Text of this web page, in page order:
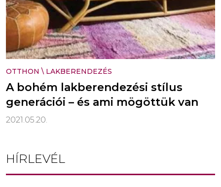
OTTHON \ LAKBERENDEZÉS
A bohém lakberendezési stílus
generációi – és ami mögöttük van
2021.05.20.
HÍRLEVÉL